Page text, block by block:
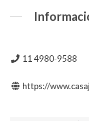
11 4980-9588
https://